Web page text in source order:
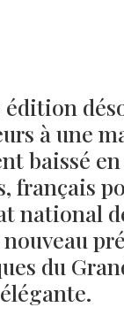
édition
à une
baissé
français
national
du